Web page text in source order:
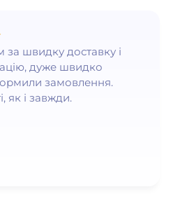
за швидку доставку і
дуже швидко
замовлення.
як і завжди.